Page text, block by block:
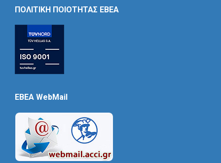
ΠΟΛΙΤΙΚΗ ΠΟΙΟΤΗΤΑΣ ΕΒΕΑ
EBEA WebMail